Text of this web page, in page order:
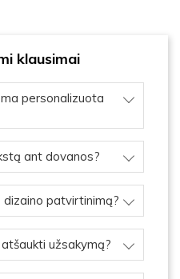
klausimai
personalizuota
ant dovanos?
patvirtinimą?
užsakymą?